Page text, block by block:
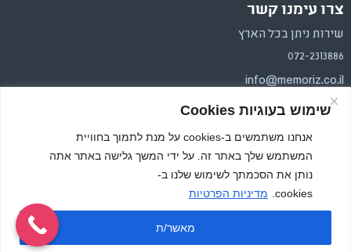
שימוש בעוגיות Cookies
אנחנו משתמשים ב-cookies על מנת לתמוך בחוויית
המשתמש שלך באתר זה. על ידי המשך גלישה באתר אתה
נותן את הסכמתך לשימוש שלנו ב-
cookies.
מדיניות הפרטיות
מאשר/ת
צרו עימנו קשר
שירות ניתן בכל הארץ
072-2313886
info@memoriz.co.il
איסוף והחזרה בכל הארץ.
משלוחים בפריסה ארצית
Website by RadiclFox